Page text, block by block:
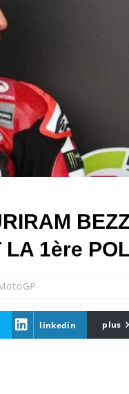
LA 1ère
linkedin plus